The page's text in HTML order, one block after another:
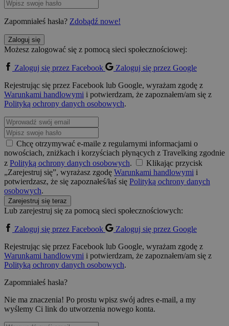
Zapomniałeś hasła? Zdobądź nowe!
Zaloguj się
Możesz zalogować się z pomocą sieci społecznościowej:
Zaloguj się przez Facebook
Zaloguj się przez Google
Rejestrując się przez Facebook lub Google, wyrażam zgodę z
Warunkami handlowymi i potwierdzam, że zapoznałem/am się z
Polityką ochrony danych osobowych.
Chcę otrzymywać e-maile z regularnymi informacjami o
nowościach, zniżkach i korzyściach płynących z Travelking zgodnie
z Polityką ochrony danych osobowych.
Klikając przycisk
„Zarejestruj się”, wyrażasz zgodę Warunkami handlowymi i
potwierdzasz, że się zapoznałeś/łaś się Polityką ochrony danych
osobowych.
Zarejestruj się teraz
Lub zarejestruj się za pomocą sieci społecznościowych:
Zaloguj się przez Facebook
Zaloguj się przez Google
Rejestrując się przez Facebook lub Google, wyrażam zgodę z
Warunkami handlowymi i potwierdzam, że zapoznałem/am się z
Polityką ochrony danych osobowych.
Zapomniałeś hasła?
Nie ma znaczenia! Po prostu wpisz swój adres e-mail, a my
wyślemy Ci link do utworzenia nowego konta.